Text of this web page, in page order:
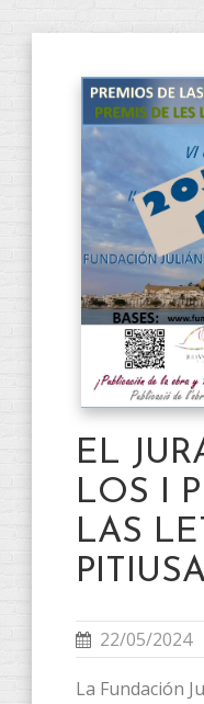
EL
LOS I
LAS
22/05/2024
La Fundación